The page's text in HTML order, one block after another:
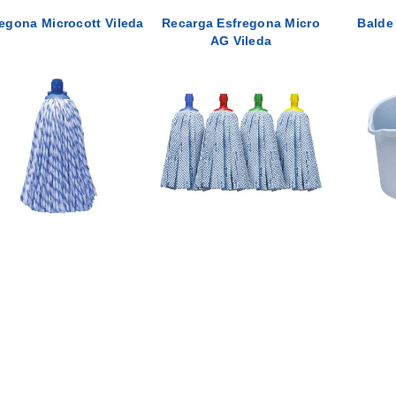
Microcott Vileda
Recarga Esfregona Micro
AG Vileda
Balde